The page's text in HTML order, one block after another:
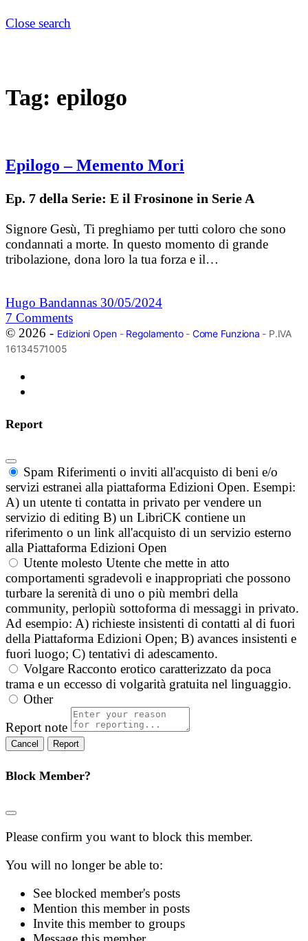
Close search
Tag: epilogo
Epilogo – Memento Mori
Ep. 7 della Serie: E il Frosinone in Serie A
Signore Gesù, Ti preghiamo per tutti coloro che sono
condannati a morte. In questo momento di grande
tribolazione, dona loro la tua forza e il…
Hugo Bandannas 30/05/2024
7 Comments
© 2026 - Edizioni Open- Regolamento- Come Funziona - P.IVA
16134571005
Report
Spam Riferimenti o inviti all'acquisto di beni e/o
servizi estranei alla piattaforma Edizioni Open. Esempi:
A) un utente ti contatta in privato per vendere un
servizio di editing B) un LibriCK contiene un
riferimento o un link all'acquisto di un servizio esterno
alla Piattaforma Edizioni Open
Utente molesto Utente che mette in atto
comportamenti sgradevoli e inappropriati che possono
turbare la serenità di uno o più membri della
community, perlopiù sottoforma di messaggi in privato.
Ad esempio: A) richieste insistenti di contatti al di fuori
della Piattaforma Edizioni Open; B) avances insistenti e
fuori luogo; C) tentativi di adescamento.
Volgare Racconto erotico caratterizzato da poca
trama e un eccesso di volgarità gratuita nel linguaggio.
Other
Report note
Report
Block Member?
Please confirm you want to block this member.
You will no longer be able to:
See blocked member's posts
Mention this member in posts
Invite this member to groups